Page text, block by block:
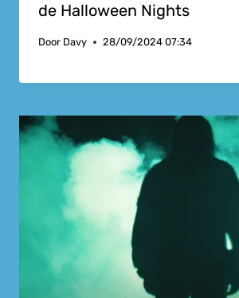
de Halloween Nights
Door Davy 28/09/2024 07:34